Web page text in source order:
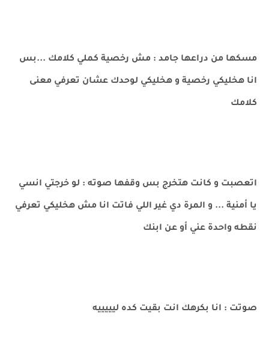
مسكها من دراعها جامد : مش رخصية كملي كلامك ...بس
انا هخليكي رخصية و هخليكي لوحدك عشان تعرفي معنى
كلامك
اتعصبت و كانت هتخرج بس وقفها صوته : لو خرجتي انسي
يا أمنية ... و المرة دي غير اللي فاتت انا مش هخليكي تعرفي
نقطه واحدة عني أو عن ابنك
صوتت : انا بكرهك انت بقيت كده ليييييه